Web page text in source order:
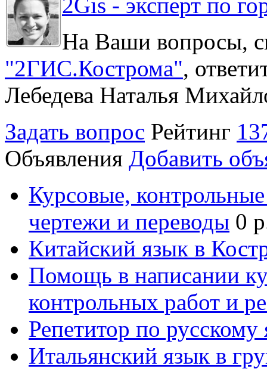
На Ваши вопросы,
"2ГИС.Кострома",
Лебедева Наталья
Задать вопрос Рейтинг
Объявления Добавить
Курсовые,
чертежи и переводы 0
Китайский язык в
Помощь в написании
контрольных работ и
Репетитор по русскому
Итальянский язык в